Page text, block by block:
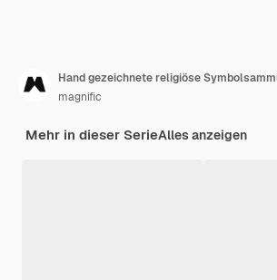
magnific
Mehr in dieser SerieAlles anzeigen